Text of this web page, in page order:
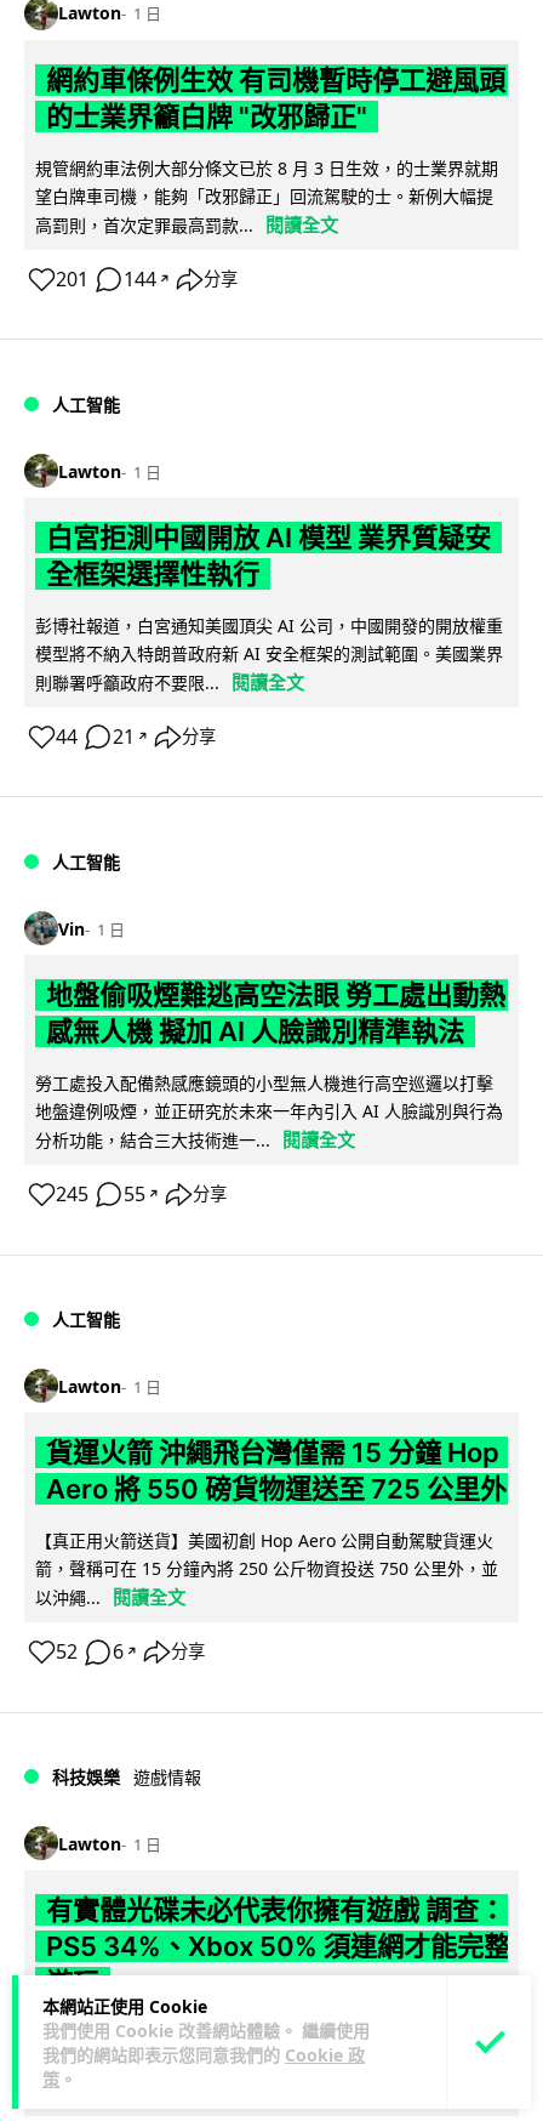
本網站正使用 Cookie
我們使用 Cookie 改善網站體驗。 繼續使用
我們的網站即表示您同意我們的 Cookie 政
策 。
Lawton 1 日
網約車條例生效 有司機暫時停工避風頭
的士業界籲白牌 "改邪歸正"
規管網約車法例大部分條文已於 8 月 3 日生效，的士業界就期
望白牌車司機，能夠「改邪歸正」回流駕駛的士。新例大幅提
高罰則，首次定罪最高罰款...
閱讀全文
201 144 ↗ 分享
人工智能
Lawton 1 日
白宮拒測中國開放 AI 模型 業界質疑安
全框架選擇性執行
彭博社報道，白宮通知美國頂尖 AI 公司，中國開發的開放權重
模型將不納入特朗普政府新 AI 安全框架的測試範圍。美國業界
則聯署呼籲政府不要限...
閱讀全文
44 21 ↗ 分享
人工智能
Vin 1 日
地盤偷吸煙難逃高空法眼 勞工處出動熱
感無人機 擬加 AI 人臉識別精準執法
勞工處投入配備熱感應鏡頭的小型無人機進行高空巡邏以打擊
地盤違例吸煙，並正研究於未來一年內引入 AI 人臉識別與行為
分析功能，結合三大技術進一...
閱讀全文
245 55 ↗ 分享
人工智能
Lawton 1 日
貨運火箭 沖繩飛台灣僅需 15 分鐘 Hop
Aero 將 550 磅貨物運送至 725 公里外
【真正用火箭送貨】美國初創 Hop Aero 公開自動駕駛貨運火
箭，聲稱可在 15 分鐘內將 250 公斤物資投送 750 公里外，並
以沖繩...
閱讀全文
52 6 ↗ 分享
科技娛樂 遊戲情報
Lawton 1 日
有實體光碟未必代表你擁有遊戲 調查：
PS5 34%、Xbox 50% 須連網才能完整
遊玩
【就算有光碟，也未必代表擁有遊戲】有調查發現，34% PS5
實體遊戲及 50% Xbox Series X 實體遊戲在完全斷網下無法完
整遊...